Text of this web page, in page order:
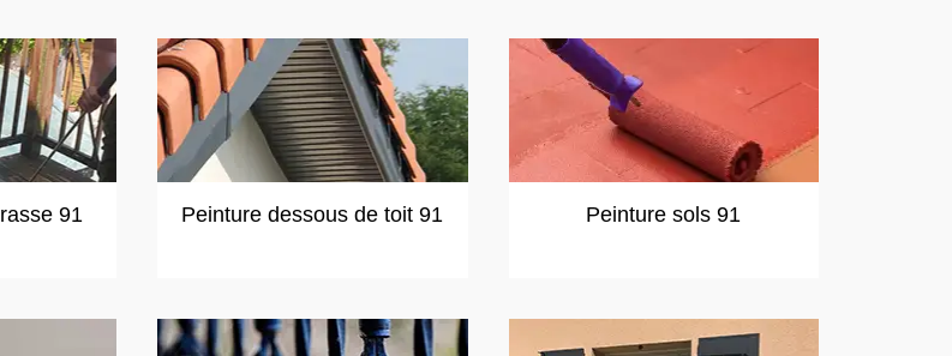
91 Peinture dessous de toit 91 Peinture sols 91